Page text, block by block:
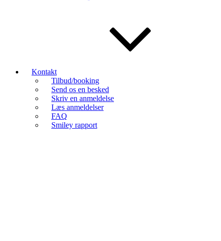
Kontakt
Tilbud/booking
Send os en besked
Skriv en anmeldelse
Læs anmeldelser
FAQ
Smiley rapport